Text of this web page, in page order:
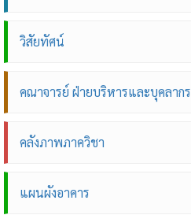
วิสัยทัศน์
คณาจารย์ ฝ่ายบริหารและบุคลากร
คลังภาพภาควิชา
แผนผังอาคาร